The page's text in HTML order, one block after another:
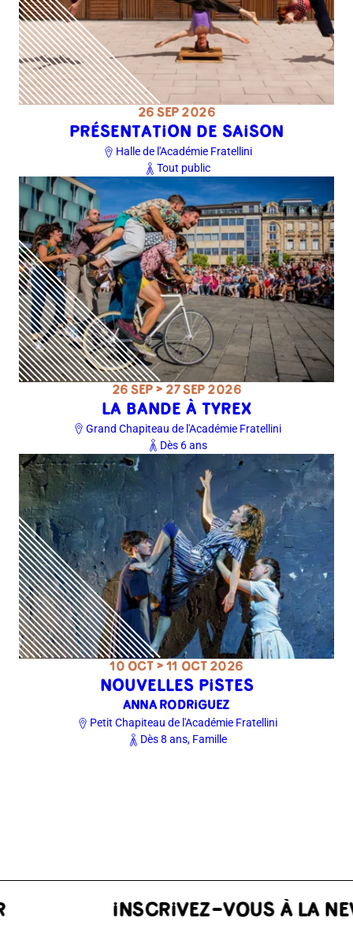
26 SEP 2026
PRÉSENTATION DE SAISON
Halle de l'Académie Fratellini
Tout public
26 SEP > 27 SEP 2026
LA BANDE À TYREX
Grand Chapiteau de l'Académie Fratellini
Dès 6 ans
10 OCT > 11 OCT 2026
NOUVELLES PISTES
ANNA RODRIGUEZ
Petit Chapiteau de l'Académie Fratellini
Dès 8 ans, Famille